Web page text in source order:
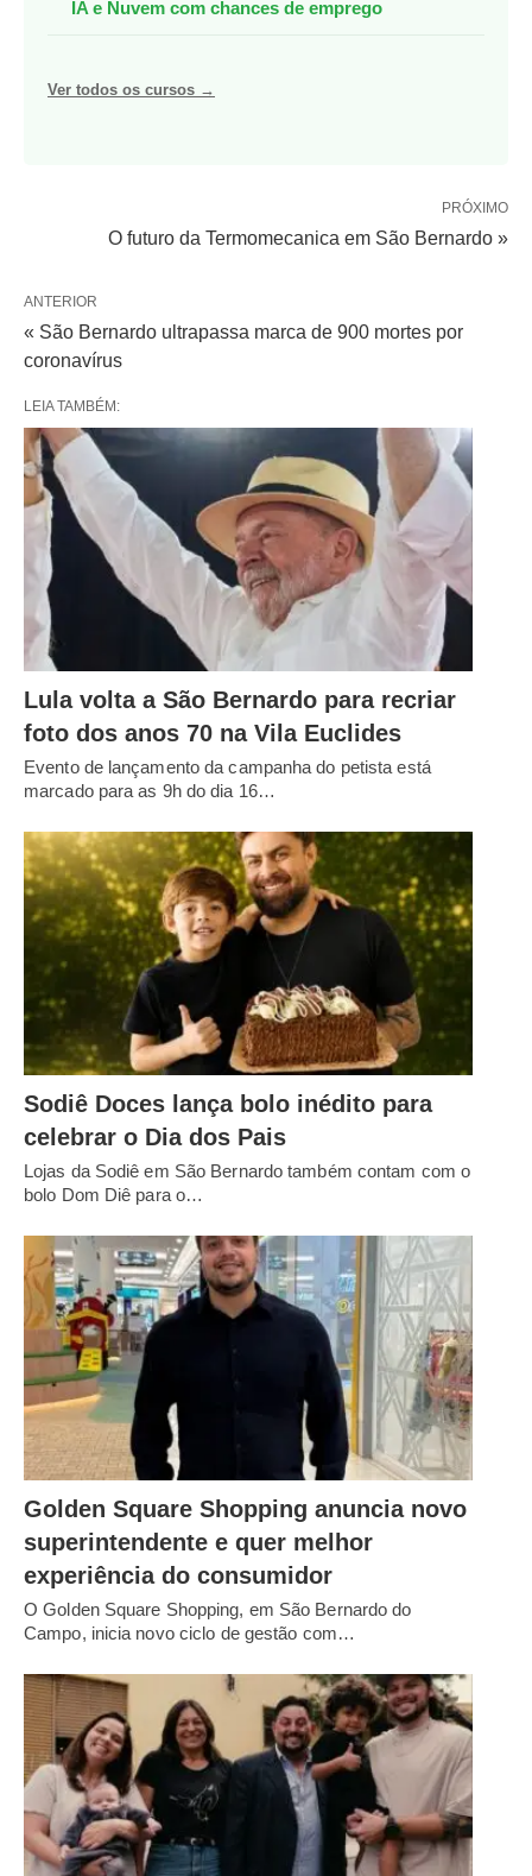
IA e Nuvem com chances de emprego
Ver todos os cursos →
PRÓXIMO
O futuro da Termomecanica em São Bernardo »
ANTERIOR
« São Bernardo ultrapassa marca de 900 mortes por
coronavírus
LEIA TAMBÉM:
Lula volta a São Bernardo para recriar
foto dos anos 70 na Vila Euclides
Evento de lançamento da campanha do petista está
marcado para as 9h do dia 16…
Sodiê Doces lança bolo inédito para
celebrar o Dia dos Pais
Lojas da Sodiê em São Bernardo também contam com o
bolo Dom Diê para o…
Golden Square Shopping anuncia novo
superintendente e quer melhor
experiência do consumidor
O Golden Square Shopping, em São Bernardo do
Campo, inicia novo ciclo de gestão com…